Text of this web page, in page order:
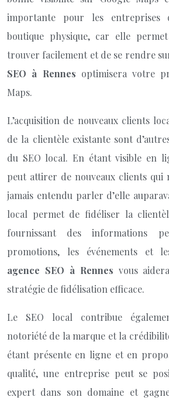
importante pour les entreprises
boutique physique, car elle
trouver facilement et de se rendre
SEO à Rennes optimisera votre
Maps.
L’acquisition de nouveaux clients
de la clientèle existante sont
du SEO local. En étant visible en
peut attirer de nouveaux clients qui
jamais entendu parler d’elle
local permet de fidéliser la
fournissant des informations
promotions, les événements et
agence SEO à Rennes vous
stratégie de fidélisation efficace.
Le SEO local contribue
notoriété de la marque et la
étant présente en ligne et en
qualité, une entreprise peut se
expert dans son domaine et